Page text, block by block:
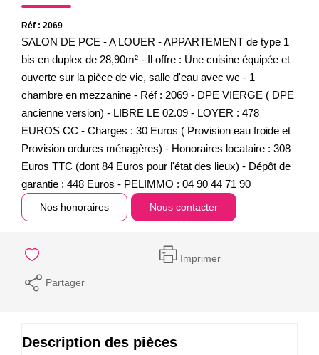
Réf : 2069
SALON DE PCE - A LOUER - APPARTEMENT de type 1
bis en duplex de 28,90m² - Il offre : Une cuisine équipée et
ouverte sur la pièce de vie, salle d'eau avec wc - 1
chambre en mezzanine - Réf : 2069 - DPE VIERGE ( DPE
ancienne version) - LIBRE LE 02.09 - LOYER : 478
EUROS CC - Charges : 30 Euros ( Provision eau froide et
Provision ordures ménagères) - Honoraires locataire : 308
Euros TTC (dont 84 Euros pour l'état des lieux) - Dépôt de
garantie : 448 Euros - PELIMMO : 04 90 44 71 90
Nos honoraires Nous contacter
Imprimer
Partager
Description des pièces